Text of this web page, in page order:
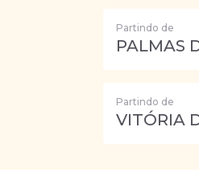
Partindo de
PALMAS
Partindo de
VITÓRIA